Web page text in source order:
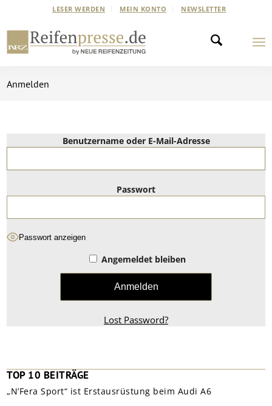
LESER WERDEN MEIN KONTO NEWSLETTER
Anmelden
Benutzername oder E-Mail-Adresse
Passwort
Passwort anzeigen
Angemeldet bleiben
Lost Password?
TOP 10 BEITRÄGE
„N’Fera Sport“ ist Erstausrüstung beim Audi A6